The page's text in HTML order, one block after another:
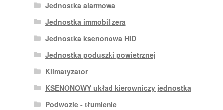
Jednostka alarmowa
Jednostka immobilizera
Jednostka ksenonowa HID
Jednostka poduszki powietrznej
Klimatyzator
KSENONOWY układ kierowniczy jednostka
Podwozie - tłumienie